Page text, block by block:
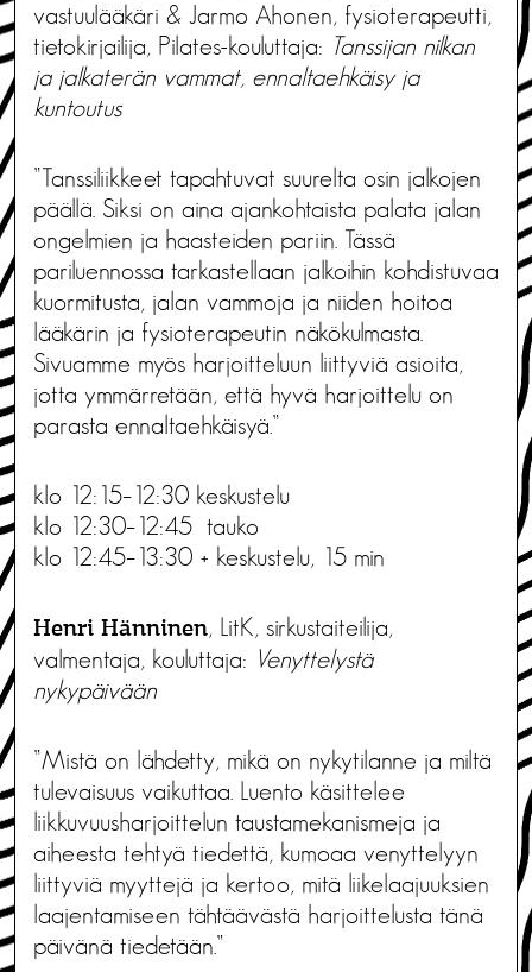
vastuulääkäri & Jarmo Ahonen, fysioterapeutti,
tietokirjailija, Pilates-kouluttaja: Tanssijan nilkan
ja jalkaterän vammat, ennaltaehkäisy ja
kuntoutus
”Tanssiliikkeet tapahtuvat suurelta osin jalkojen
päällä. Siksi on aina ajankohtaista palata jalan
ongelmien ja haasteiden pariin. Tässä
pariluennossa tarkastellaan jalkoihin kohdistuvaa
kuormitusta, jalan vammoja ja niiden hoitoa
lääkärin ja fysioterapeutin näkökulmasta.
Sivuamme myös harjoitteluun liittyviä asioita,
jotta ymmärretään, että hyvä harjoittelu on
parasta ennaltaehkäisyä.”
klo 12:15–12:30 keskustelu
klo 12:30–12:45 tauko
klo 12:45–13:30 + keskustelu, 15 min
Henri Hänninen, LitK, sirkustaiteilija,
valmentaja, kouluttaja: Venyttelystä
nykypäivään
”Mistä on lähdetty, mikä on nykytilanne ja miltä
tulevaisuus vaikuttaa. Luento käsittelee
liikkuvuusharjoittelun taustamekanismeja ja
aiheesta tehtyä tiedettä, kumoaa venyttelyyn
liittyviä myyttejä ja kertoo, mitä liikelaajuuksien
laajentamiseen tähtäävästä harjoittelusta tänä
päivänä tiedetään.”